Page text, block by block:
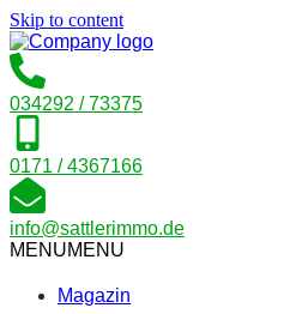
Skip to content
034292 / 73375
0171 / 4367166
info@sattlerimmo.de
MENUMENU
Magazin